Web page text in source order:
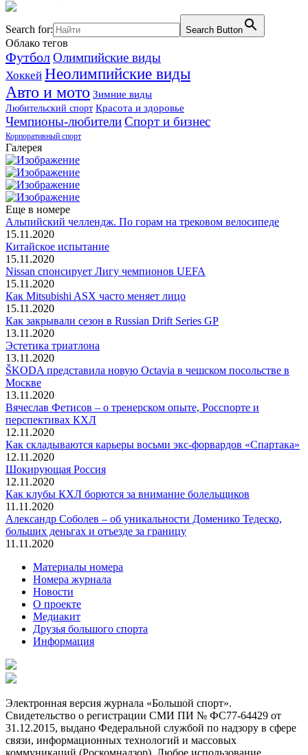
Search for: Search Button
Облако тегов
ФутболОлимпийские виды
Хоккей Неолимпийские виды
Авто и мото Зимние виды
Любительский спорт Красота и здоровье
Чемпионы-любителиСпорт и бизнес
Корпоративный спорт
Галерея
Еще в номере
Альпийский челлендж. По горам на трековом велосипеде
15.11.2020
Китайское испытание
15.11.2020
Nissan спонсирует Лигу чемпионов UEFA
15.11.2020
Как Mitsubishi ASX часто меняет лицо
15.11.2020
Как закрывали сезон в Russian Drift Series GP
13.11.2020
Эстетика триатлона
13.11.2020
ŠKODA представила новую Octavia в чешском посольстве в
Москве
13.11.2020
Вячеслав Фетисов – о тренерском опыте, Росспорте и
перспективах КХЛ
12.11.2020
Как складываются карьеры восьми экс-форвардов «Спартака»
12.11.2020
Шокирующая Россия
12.11.2020
Как клубы КХЛ борются за внимание болельщиков
11.11.2020
Александр Соболев – об уникальности Доменико Тедеско,
больших деньгах и отъезде за границу
11.11.2020
Материалы номера
Номера журнала
Новости
О проекте
Медиакит
Друзья большого спорта
Информация
Электронная версия журнала «Большой спорт».
Свидетельство о регистрации СМИ ПИ № ФС77-64429 от
31.12.2015, выдано Федеральной службой по надзору в сфере
связи, информационных технологий и массовых
коммуникаций (Роскомнадзор). Любое использование